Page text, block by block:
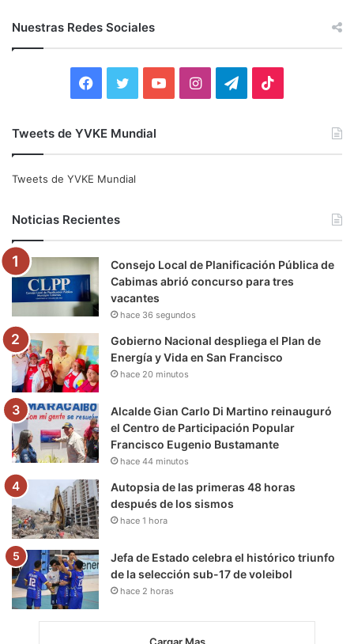
:
Nuestras Redes Sociales
e
o
o
k
t
e
r
b
e
I
g
r
m
r
a
k
Tweets de YVKE Mundial
Tweets de YVKE Mundial
Noticias Recientes
Consejo Local de Planificación Pública de
Cabimas abrió concurso para tres
vacantes
hace 36 segundos
Gobierno Nacional despliega el Plan de
Energía y Vida en San Francisco
hace 20 minutos
Alcalde Gian Carlo Di Martino reinauguró
el Centro de Participación Popular
Francisco Eugenio Bustamante
hace 44 minutos
Autopsia de las primeras 48 horas
después de los sismos
hace 1 hora
Jefa de Estado celebra el histórico triunfo
de la selección sub-17 de voleibol
hace 2 horas